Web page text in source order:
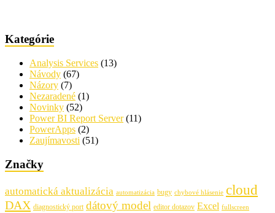
Kategórie
Analysis Services (13)
Návody (67)
Názory (7)
Nezaradené (1)
Novinky (52)
Power BI Report Server(11)
PowerApps (2)
Zaujímavosti (51)
Značky
automatická aktualizácia automatizácia bugy chybové hlásenie cloud
DAX diagnostický port dátový model editor dotazov Excel fullscreen